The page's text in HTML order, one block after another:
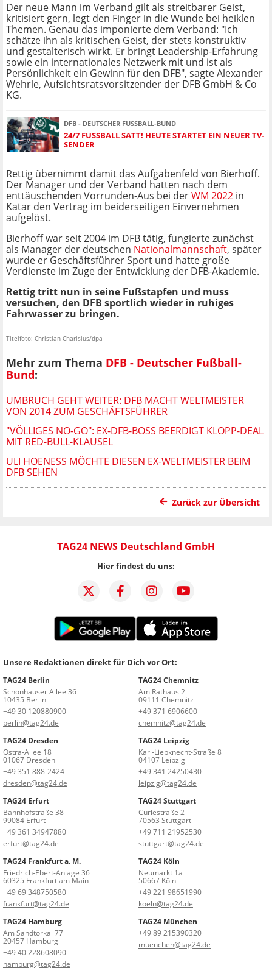
Der neue Mann im Verband gilt als streitbarer Geist,
kritisiert gern, legt den Finger in die Wunde bei heiklen
Themen. Genau das imponierte dem Verband: "Ich
schätze ihn als kritischen Geist, der stets konstruktiv
und gestalterisch wirkt. Er bringt Leadership-Erfahrung
sowie ein internationales Netzwerk mit und ist als
Persönlichkeit ein Gewinn für den DFB", sagte Alexander
Wehrle, Aufsichtsratsvorsitzender der DFB GmbH & Co
KG.
DFB - DEUTSCHER FUSSBALL-BUND
24/7 FUSSBALL SATT! HEUTE STARTET EIN NEUER TV-S
ENDER
Rettig übernimmt damit das Aufgabenfeld von Bierhoff.
Der Manager und der Verband hatten nach dem
enttäuschenden Vorrunden-Aus bei derWM 2022 in
Katar den Vertrag im beiderseitigen Einvernehmen
aufgelöst.
Bierhoff war seit 2004 im DFB tätig, fungierte zunächst
als Manager der deutschen Nationalmannschaft, später
wurde er Geschäftsführer Sport und hatte große
Verdienste im Zuge der Entwicklung der DFB-Akademie.
Rettig tritt nun in seine Fußstapfen und muss
versuchen, den DFB sportlich wieder in ruhiges
Fahrwasser zu bringen.
Titelfoto: Christian Charisius/dpa
Mehr zum Thema DFB - Deutscher Fußball-
Bund:
UMBRUCH GEHT WEITER: DFB MACHT WELTMEISTER
VON 2014 ZUM GESCHÄFTSFÜHRER
"VÖLLIGES NO-GO": EX-DFB-BOSS BEERDIGT KLOPP-DEAL
MIT RED-BULL-KLAUSEL
ULI HOENESS MÖCHTE DIESEN EX-WELTMEISTER BEIM D
FB SEHEN
Zurück zur Übersicht
TAG24 NEWS Deutschland GmbH
Hier findest du uns:
Unsere Redaktionen direkt für Dich vor Ort:
TAG24 Berlin
Schönhauser Allee 36
10435 Berlin
+49 30 120880900
berlin@tag24.de
TAG24 Chemnitz
Am Rathaus 2
09111 Chemnitz
+49 371 6906600
chemnitz@tag24.de
TAG24 Dresden
Ostra-Allee 18
01067 Dresden
+49 351 888-2424
dresden@tag24.de
TAG24 Leipzig
Karl-Liebknecht-Straße 8
04107 Leipzig
+49 341 24250430
leipzig@tag24.de
TAG24 Erfurt
Bahnhofstraße 38
99084 Erfurt
+49 361 34947880
erfurt@tag24.de
TAG24 Stuttgart
Curiestraße 2
70563 Stuttgart
+49 711 21952530
stuttgart@tag24.de
TAG24 Frankfurt a. M.
Friedrich-Ebert-Anlage 36
60325 Frankfurt am Main
+49 69 348750580
frankfurt@tag24.de
TAG24 Köln
Neumarkt 1a
50667 Köln
+49 221 98651990
koeln@tag24.de
TAG24 Hamburg
Am Sandtorkai 77
20457 Hamburg
+49 40 228608090
hamburg@tag24.de
TAG24 München
+49 89 215390320
muenchen@tag24.de